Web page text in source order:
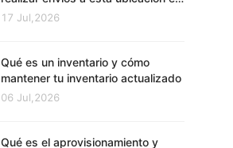
Mercado Libre
17 Jul,2026
Qué es un inventario y cómo
mantener tu inventario actualizado
06 Jul,2026
Qué es el aprovisionamiento y